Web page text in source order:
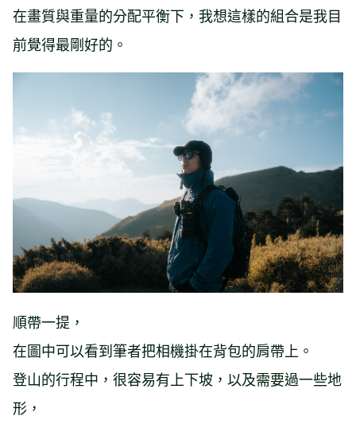
在畫質與重量的分配平衡下，我想這樣的組合是我目
前覺得最剛好的。
順帶一提，
在圖中可以看到筆者把相機掛在背包的肩帶上。
登山的行程中，很容易有上下坡，以及需要過一些地
形，